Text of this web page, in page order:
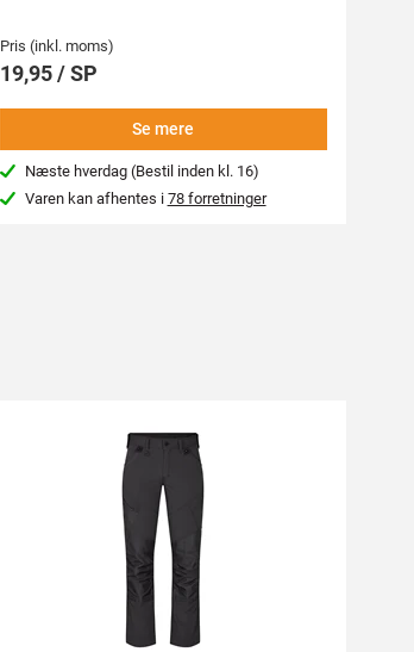
Pris (inkl. moms)
19,95 / SP
Se mere
Næste hverdag (Bestil inden kl. 16)
Varen kan afhentes i 78 forretninger